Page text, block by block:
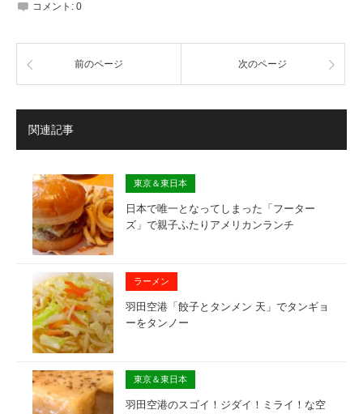
コメント: 0
前のページ 次のページ
関連記事
東京＆東日本
日本で唯一となってしまった「フーター
ズ」で親子ふたりアメリカンランチ
ラーメン
羽田空港「餃子とタンメン 天」でタンギョ
ーをタンノー
東京＆東日本
羽田空港のスゴイ！ジダイ！ミライ！な空